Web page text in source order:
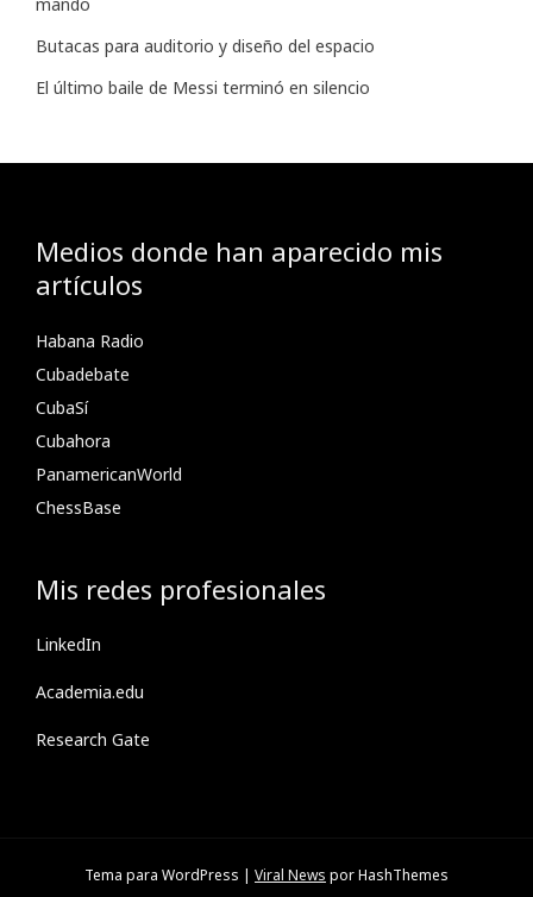
Butacas para auditorio y diseño del espacio
El último baile de Messi terminó en silencio
Medios donde han aparecido mis
artículos
Habana Radio
Cubadebate
CubaSí
Cubahora
PanamericanWorld
ChessBase
Mis redes profesionales
LinkedIn
Academia.edu
Research Gate
Tema para WordPress | Viral News por HashThemes